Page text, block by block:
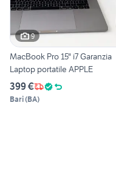
9
MacBook Pro 15" i7 Garanzia
Laptop portatile APPLE
399 €
Bari(BA)